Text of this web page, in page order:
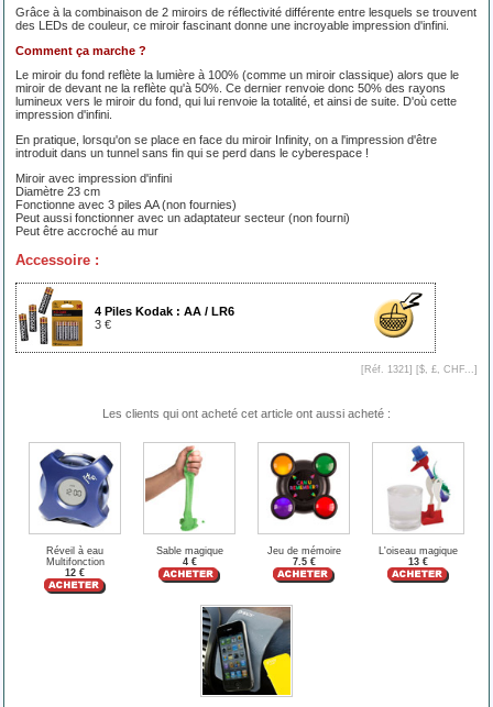
Grâce à la combinaison de 2 miroirs de réflectivité différente entre lesquels se trouvent
des LEDs de couleur, ce miroir fascinant donne une incroyable impression d'infini.
Comment ça marche ?
Le miroir du fond reflète la lumière à 100% (comme un miroir classique) alors que le
miroir de devant ne la reflète qu'à 50%. Ce dernier renvoie donc 50% des rayons
lumineux vers le miroir du fond, qui lui renvoie la totalité, et ainsi de suite. D'où cette
impression d'infini.
En pratique, lorsqu'on se place en face du miroir Infinity, on a l'impression d'être
introduit dans un tunnel sans fin qui se perd dans le cyberespace !
Miroir avec impression d'infini
Diamètre 23 cm
Fonctionne avec 3 piles AA (non fournies)
Peut aussi fonctionner avec un adaptateur secteur (non fourni)
Peut être accroché au mur
Accessoire :
4 Piles Kodak : AA / LR6
3 €
[Réf. 1321] [$, £, CHF... ]
Les clients qui ont acheté cet article ont aussi acheté :
Réveil à eau
Multifonction
12 €
Sable magique
4 €
Jeu de mémoire
7.5 €
L'oiseau magique
13 €